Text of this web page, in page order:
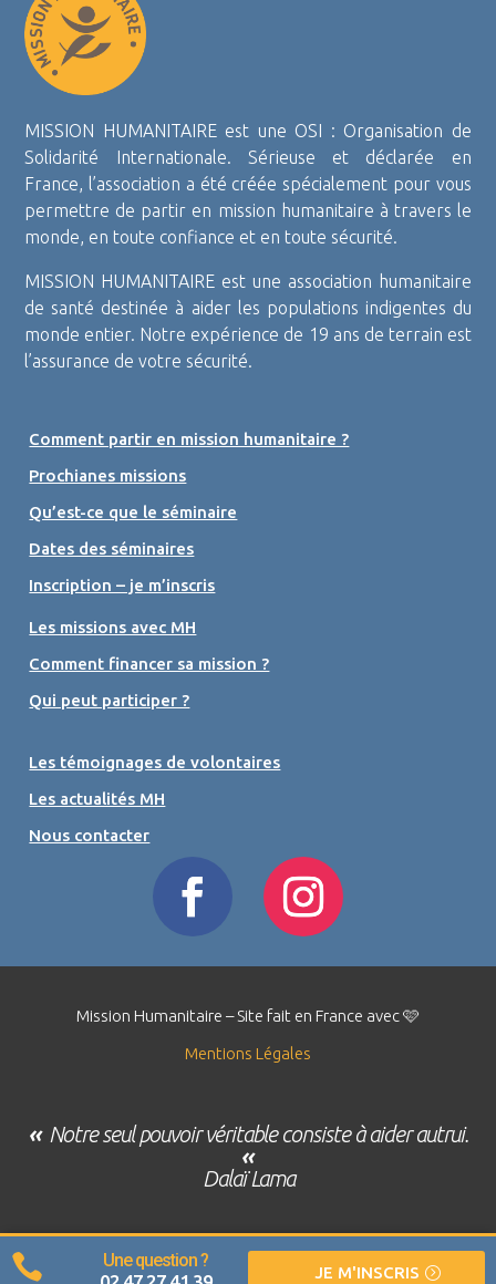

Une question ?
JE M'INSCRIS
MISSION HUMANITAIRE est une OSI : Organisation de
Solidarité Internationale. Sérieuse et déclarée en
France, l’association a été créée spécialement pour vous
permettre de partir en mission humanitaire à travers le
monde, en toute confiance et en toute sécurité.
MISSION HUMANITAIRE est une association humanitaire
de santé destinée à aider les populations indigentes du
monde entier. Notre expérience de 19 ans de terrain est
l’assurance de votre sécurité.
Comment partir en mission humanitaire ?
Prochianes missions
Qu’est-ce que le séminaire
Dates des séminaires
Inscription – je m’inscris
Les missions avec MH
Comment financer sa mission ?
Qui peut participer ?
Les témoignages de volontaires
Les actualités MH
Nous contacter
Mission Humanitaire – Site fait en France avec 🩷
Mentions Légales
« Notre seul pouvoir véritable consiste à aider autrui.
«
Dalaï Lama